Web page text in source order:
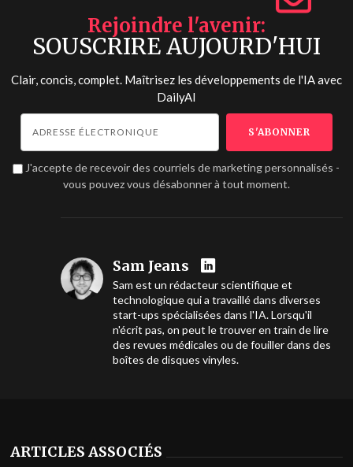
Rejoindre l'avenir
SOUSCRIRE AUJOURD'HUI
Clair, concis, complet. Maîtrisez les développements de l'IA avec
DailyAI
J'accepte de recevoir des courriels de marketing personnalisés -
vous pouvez vous désabonner à tout moment.
Sam Jeans
Sam est un rédacteur scientifique et
technologique qui a travaillé dans diverses
start-ups spécialisées dans l'IA. Lorsqu'il
n'écrit pas, on peut le trouver en train de lire
des revues médicales ou de fouiller dans des
boîtes de disques vinyles.
ARTICLES ASSOCIÉS